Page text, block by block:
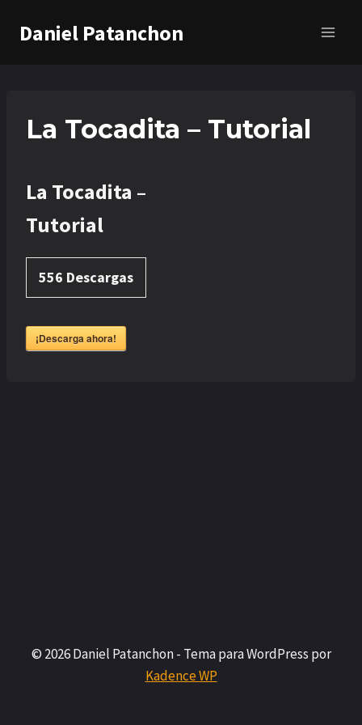
Daniel Patanchon
La Tocadita – Tutorial
La Tocadita –
Tutorial
556 Descargas
¡Descarga ahora!
© 2026 Daniel Patanchon - Tema para WordPress por
Kadence WP